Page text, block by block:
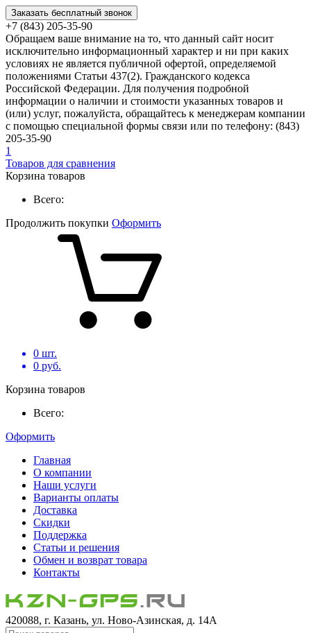
Заказать бесплатный звонок
+7 (843) 205-35-90
Обращаем ваше внимание на то, что данный сайт носит
исключительно информационный характер и ни при каких
условиях не является публичной офертой, определяемой
положениями Статьи 437(2). Гражданского кодекса
Российской Федерации. Для получения подробной
информации о наличии и стоимости указанных товаров и
(или) услуг, пожалуйста, обращайтесь к менеджерам компании
с помощью специальной формы связи или по телефону: (843)
205-35-90
1
Товаров для сравнения
Корзина товаров
Всего:
Продолжить покупки Оформить
0 шт.
0 руб.
Корзина товаров
Всего:
Оформить
Главная
О компании
Наши услуги
Варианты оплаты
Доставка
Скидки
Поддержка
Статьи и решения
Обмен и возврат товара
Контакты
420088, г. Казань, ул. Ново-Азинская, д. 14А